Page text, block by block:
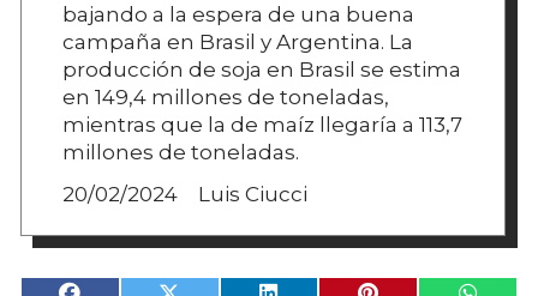
bajando a la espera de una buena
campaña en Brasil y Argentina. La
producción de soja en Brasil se estima
en 149,4 millones de toneladas,
mientras que la de maíz llegaría a 113,7
millones de toneladas.
20/02/2024
Luis Ciucci